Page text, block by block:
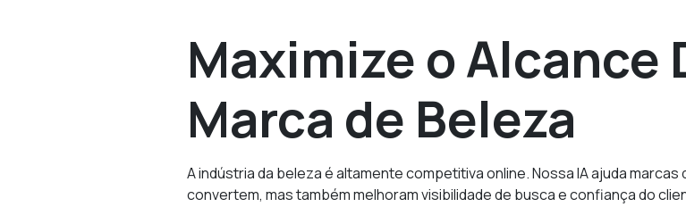
Maximize o Alcance
Marca de Beleza
A indústria da beleza é altamente competitiva online. Nossa IA ajuda
convertem, mas também melhoram visibilidade de busca e confiança do